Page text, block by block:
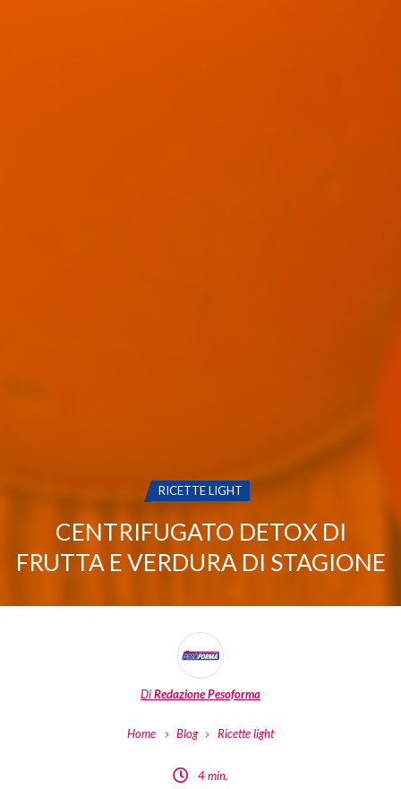
CATEGORIA:
RICETTE LIGHT
CENTRIFUGATO DETOX DI
FRUTTA E VERDURA DI STAGIONE
DiRedazione Pesoforma
Home Blog Ricette light
4 min.